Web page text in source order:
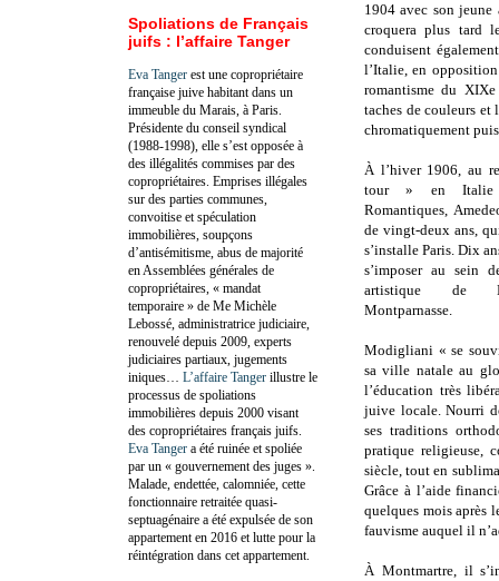
1904 avec son
croquera plus tard
conduisent
l’Italie, en
romantisme du
taches de couleurs et
chromatiquement
À l’hiver 1906, au
tour » en Italie
Romantiques,
de vingt-deux ans,
s’installe Paris. Dix
s’imposer au sein
artistique de
Montparnasse.
Modigliani « se
sa ville natale au
l’éducation très
juive locale. Nourri
ses traditions
pratique religieuse,
siècle, tout en
Grâce à l’aide
quelques mois après
fauvisme auquel il
À Montmartre, il
Spoliations de Français
juifs : l’affaire Tanger
Eva Tanger est une copropriétaire
française juive habitant dans un
immeuble du Marais, à Paris.
Présidente du conseil syndical
(1988-1998), elle s’est opposée à
des illégalités commises par des
copropriétaires. Emprises illégales
sur des parties communes,
convoitise et spéculation
immobilières, soupçons
d’antisémitisme, abus de majorité
en Assemblées générales de
copropriétaires, « mandat
temporaire » de Me Michèle
Lebossé, administratrice judiciaire,
renouvelé depuis 2009, experts
judiciaires partiaux, jugements
iniques… L’affaire Tanger illustre le
processus de spoliations
immobilières depuis 2000 visant
des copropriétaires français juifs.
Eva Tanger a été ruinée et spoliée
par un « gouvernement des juges ».
Malade, endettée, calomniée, cette
fonctionnaire retraitée quasi-
septuagénaire a été expulsée de son
appartement en 2016 et lutte pour la
réintégration dans cet appartement.